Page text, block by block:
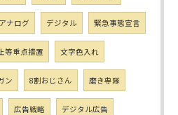
アナログ デジタル 緊急事態宣言
等重点措置 文字色入れ
ン 8割おじさん 磨き専隊
広告戦略 デジタル広告